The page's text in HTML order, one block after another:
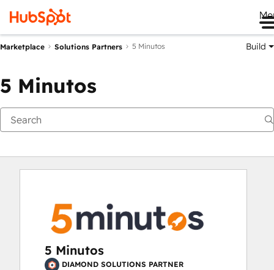
Marketplace Solutions Partners 5 Minutos Build
5 Minutos
5 Minutos
DIAMOND SOLUTIONS PARTNER